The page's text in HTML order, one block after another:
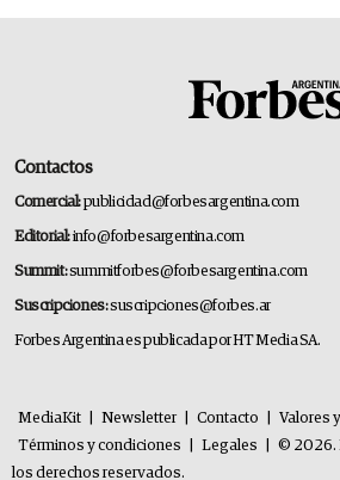
Contactos
Comercial:publicidad@forbesargentina.com
Editorial:info@forbesargentina.com
Summit:summitforbes@forbesargentina.com
Suscripciones:suscripciones@forbes.ar
Forbes Argentina es publicada por HT Media SA.
MediaKit Newsletter Contacto Valores
Términos y condiciones
Legales
© 2026.
los derechos reservados.